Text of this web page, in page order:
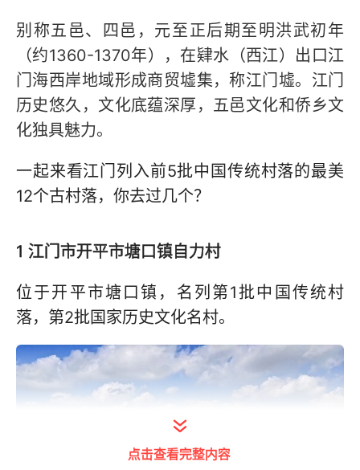
别称五邑、四邑，元至正后期至明洪武初年
（约1360-1370年），在肄水（西江）出口江
门海西岸地域形成商贸墟集，称江门墟。江门
历史悠久，文化底蕴深厚，五邑文化和侨乡文
化独具魅力。
一起来看江门列入前5批中国传统村落的最美
12个古村落，你去过几个？
1 江门市开平市塘口镇自力村
位于开平市塘口镇，名列第1批中国传统村
落，第2批国家历史文化名村。
点击查看完整内容